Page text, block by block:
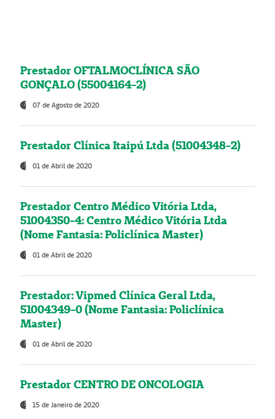
Prestador OFTALMOCLÍNICA SÃO
GONÇALO (55004164-2)
07 de Agosto de 2020
Prestador Clínica Itaipú Ltda (51004348-2)
01 de Abril de 2020
Prestador Centro Médico Vitória Ltda,
51004350-4: Centro Médico Vitória Ltda
(Nome Fantasia: Policlínica Master)
01 de Abril de 2020
Prestador: Vipmed Clínica Geral Ltda,
51004349-0 (Nome Fantasia: Policlínica
Master)
01 de Abril de 2020
Prestador CENTRO DE ONCOLOGIA
15 de Janeiro de 2020